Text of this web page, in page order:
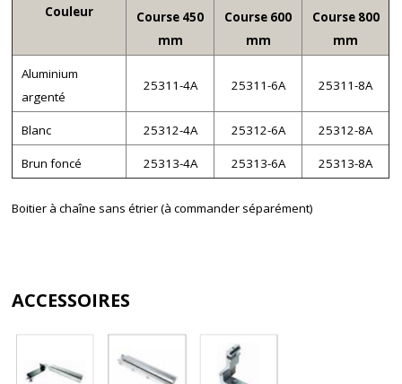
Couleur
Course 450
mm
Course 600
mm
Course 800
mm
Aluminium
argenté
25311-4A 25311-6A 25311-8A
Blanc 25312-4A 25312-6A 25312-8A
Brun foncé 25313-4A 25313-6A 25313-8A
Boitier à chaîne sans étrier (à commander séparément)
ACCESSOIRES